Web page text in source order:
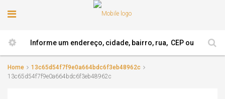
Home
13c65d54f7f9e0a664bdc6f3eb48962c
13c65d54f7f9e0a664bdc6f3eb48962c